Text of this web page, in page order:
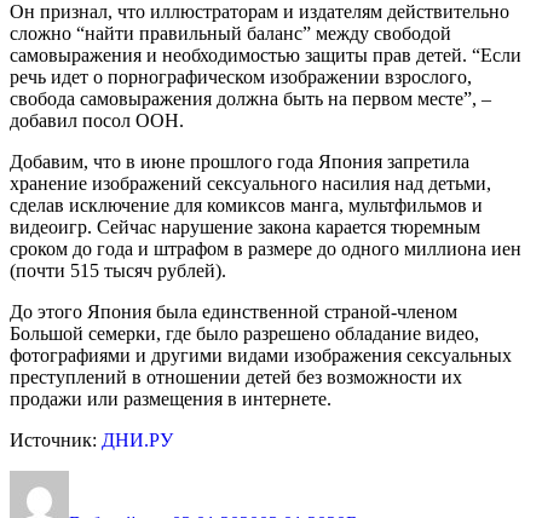
Он признал, что иллюстраторам и издателям действительно
сложно “найти правильный баланс” между свободой
самовыражения и необходимостью защиты прав детей. “Если
речь идет о порнографическом изображении взрослого,
свобода самовыражения должна быть на первом месте”, –
добавил посол ООН.
Добавим, что в июне прошлого года Япония запретила
хранение изображений сексуального насилия над детьми,
сделав исключение для комиксов манга, мультфильмов и
видеоигр. Сейчас нарушение закона карается тюремным
сроком до года и штрафом в размере до одного миллиона иен
(почти 515 тысяч рублей).
До этого Япония была единственной страной-членом
Большой семерки, где было разрешено обладание видео,
фотографиями и другими видами изображения сексуальных
преступлений в отношении детей без возможности их
продажи или размещения в интернете.
Источник: ДНИ.РУ